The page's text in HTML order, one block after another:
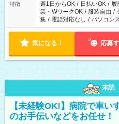
特徴 週1日からOK / 日払いOK / 履
業・WワークOK / 服装自由 /
集 / 電話対応なし / パソコン
気になる！ 応募
未読
【未経験OK!】病院で車い
のお手伝いなどをお任せ！